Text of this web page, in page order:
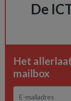
De
Het
mailbox